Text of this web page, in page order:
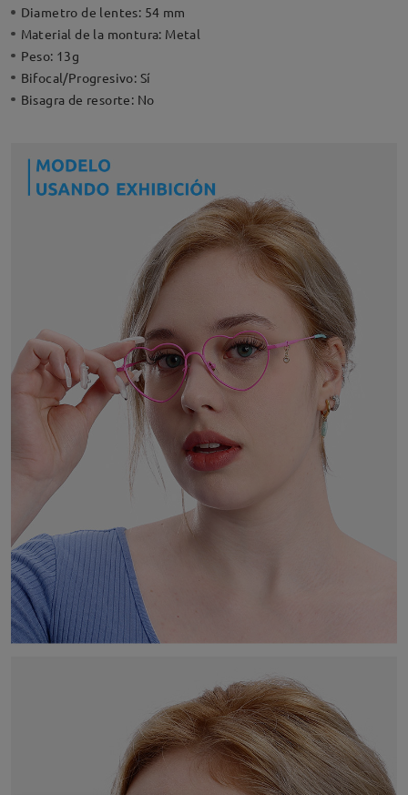
Diametro de lentes: 54 mm
Material de la montura: Metal
Peso: 13g
Bifocal/Progresivo: Sí
Bisagra de resorte: No